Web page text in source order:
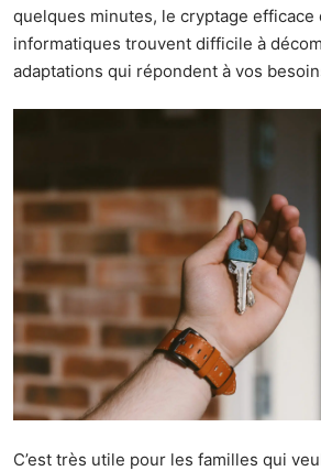
quelques minutes, le cryptage efficace
informatiques trouvent difficile à
adaptations qui répondent à vos
C’est très utile pour les familles qui